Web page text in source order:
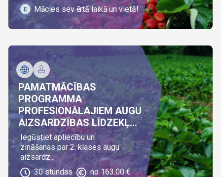
Mācies sev ērtā laikā un vietā!
PAMATMĀCĪBAS
PROGRAMMA
PROFESIONĀLAJIEM AUGU
AIZSARDZĪBAS LĪDZEKĻ...
Iegūstiet apliecību un
zināšanas par 2. klases augu
aizsardz...
30 stundas no163.00€